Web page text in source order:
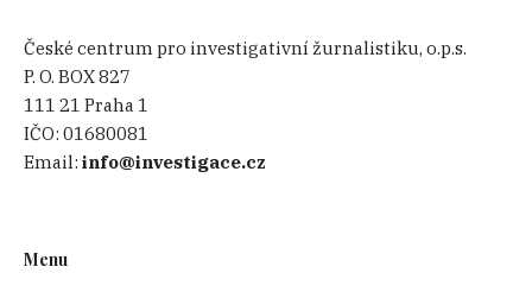
České centrum pro investigativní žurnalistiku, o.p.s.
P. O. BOX 827
111 21 Praha 1
IČO:01680081
Email:info@investigace.cz
Menu